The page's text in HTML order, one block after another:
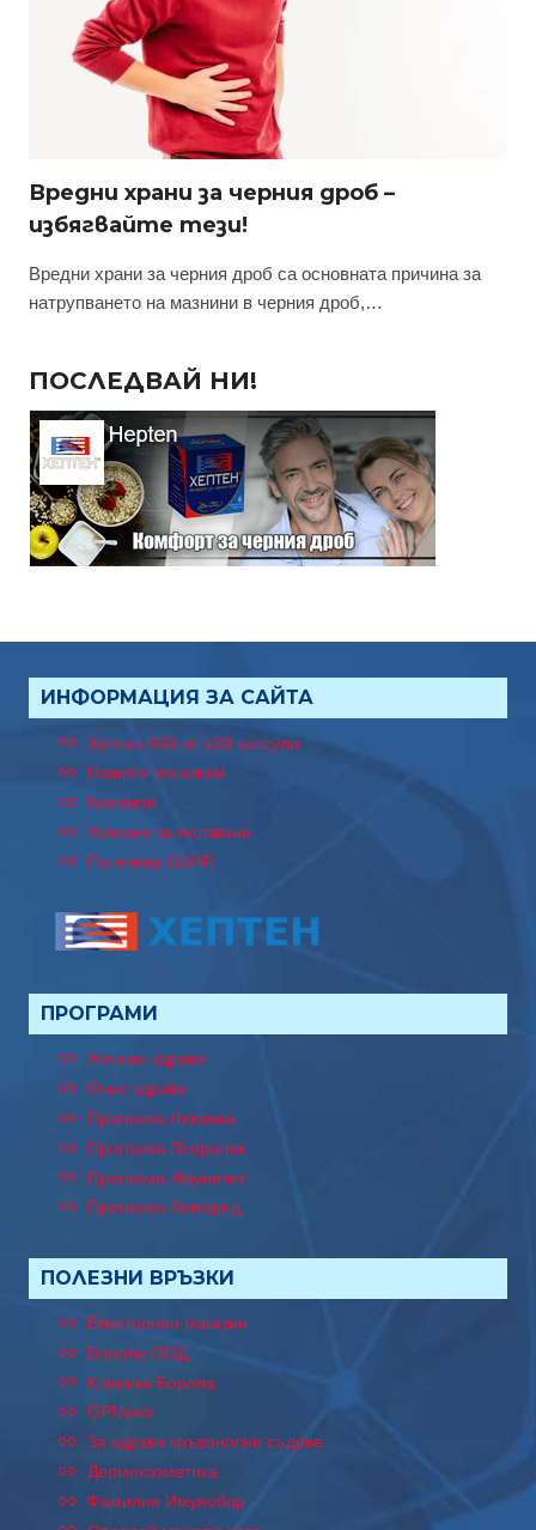
Вредни храни за черния дроб –
избягвайте тези!
Вредни храни за черния дроб са основната причина за
натрупването на мазнини в черния дроб,…
ПОСЛЕДВАЙ НИ!
ИНФОРМАЦИЯ ЗА САЙТА
Хептен 930 мг x30 капсули
Нашите магазини
Контакти
Условия за ползване
Политика GDPR
ПРОГРАМИ
Женско здраве
Очно здраве
Програма Лекзема
Програма Псоралек
Програма Имунитет
Програма Хеморид
ПОЛЕЗНИ ВРЪЗКИ
Електронен магазин
Борола ООД
Клиника Борола
GPNews
За здрави кръвоносни съдове
Дермокозметика
Фамилия Имунобор